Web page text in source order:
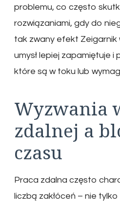
problemu, co często
rozwiązaniami, gdy do
tak zwany efekt Zeigarnik
umysł lepiej zapamiętuje
które są w toku lub
Wyzwania
zdalnej a
czasu
Praca zdalna często
liczbą zakłóceń – nie